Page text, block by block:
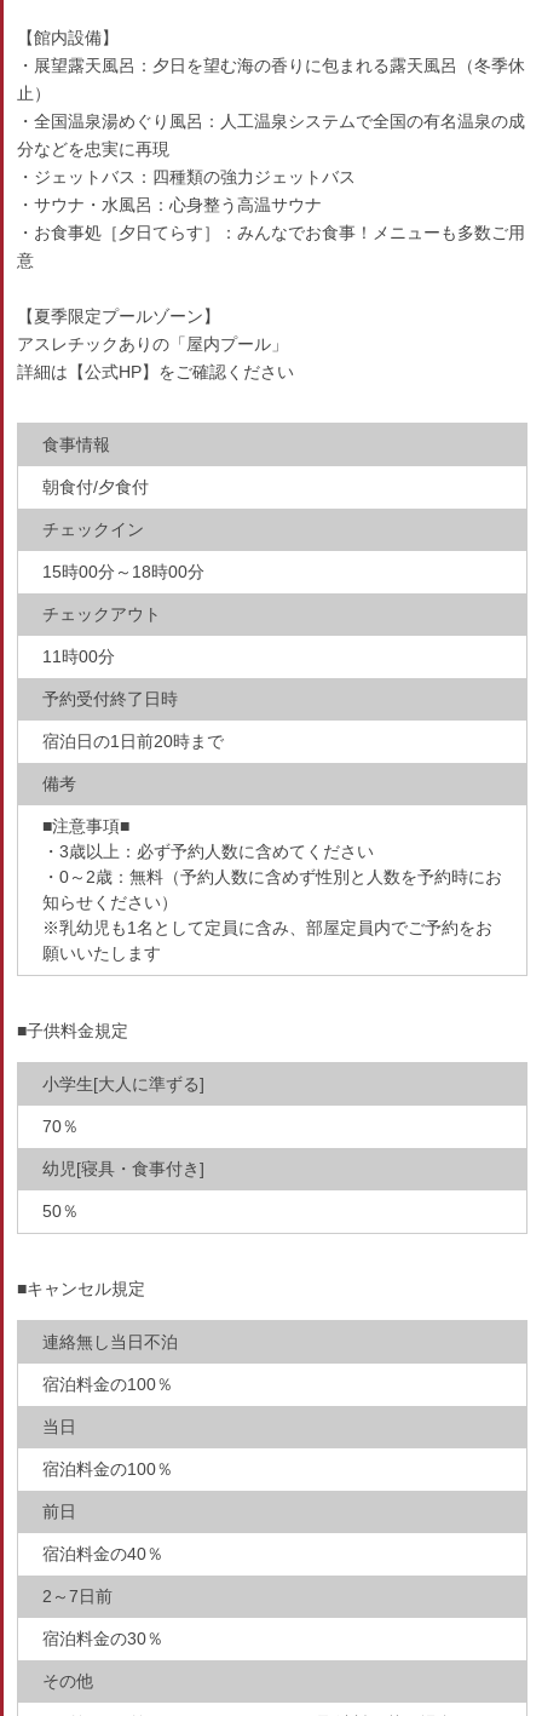
【館内設備】
・展望露天風呂：夕日を望む海の香りに包まれる露天風呂（冬季休
止）
・全国温泉湯めぐり風呂：人工温泉システムで全国の有名温泉の成
分などを忠実に再現
・ジェットバス：四種類の強力ジェットバス
・サウナ・水風呂：心身整う高温サウナ
・お食事処［夕日てらす］：みんなでお食事！メニューも多数ご用
意
【夏季限定プールゾーン】
アスレチックありの「屋内プール」
詳細は【公式HP】をご確認ください
食事情報
朝食付/夕食付
チェックイン
15時00分～18時00分
チェックアウト
11時00分
予約受付終了日時
宿泊日の1日前20時まで
備考
■注意事項■
・3歳以上：必ず予約人数に含めてください
・0～2歳：無料（予約人数に含めず性別と人数を予約時にお
知らせください）
※乳幼児も1名として定員に含み、部屋定員内でご予約をお
願いいたします
■子供料金規定
小学生[大人に準ずる]
70％
幼児[寝具・食事付き]
50％
■キャンセル規定
連絡無し当日不泊
宿泊料金の100％
当日
宿泊料金の100％
前日
宿泊料金の40％
2～7日前
宿泊料金の30％
その他